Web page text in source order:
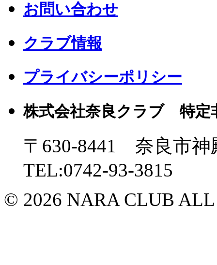
お問い合わせ
クラブ情報
プライバシーポリシー
株式会社奈良クラブ 特定
〒630-8441 奈良市
TEL:0742-93-3815
© 2026 NARA CLUB ALL